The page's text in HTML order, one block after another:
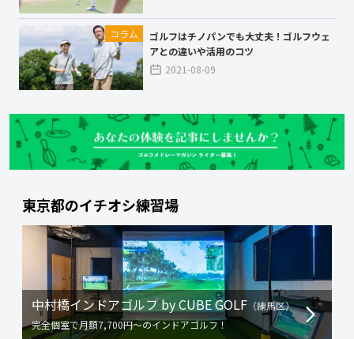
コラム
ゴルフはチノパンでも大丈夫！ゴルフウェ
アとの違いや活用のコツ
2021-08-09
東京都のイチオシ練習場
中村橋インドアゴルフ by CUBE GOLF （練馬区）
完全個室で月額7,700円〜のインドアゴルフ！